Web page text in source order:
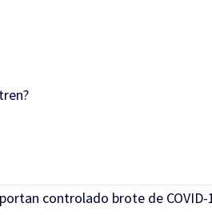
controlado brote de